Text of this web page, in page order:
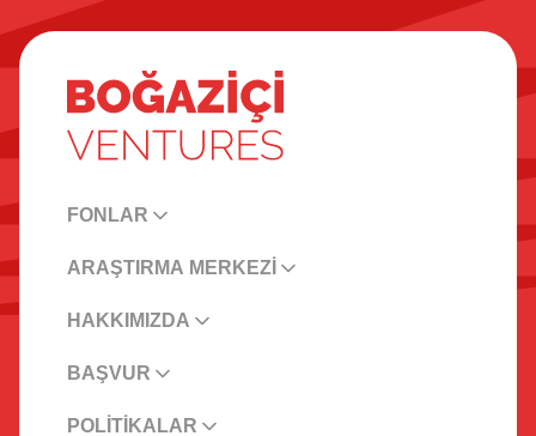
FONLAR
ARAŞTIRMA MERKEZİ
HAKKIMIZDA
BAŞVUR
POLİTİKALAR